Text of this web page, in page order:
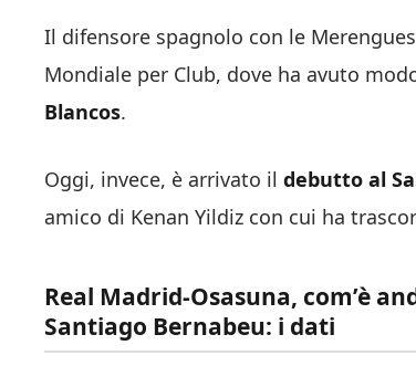
Il difensore spagnolo con le
Mondiale per Club, dove ha avuto
Blancos.
Oggi, invece, è arrivato il debutto al
amico di Kenan Yildiz con cui ha
Real Madrid-Osasuna, com’è
Santiago Bernabeu: i dati